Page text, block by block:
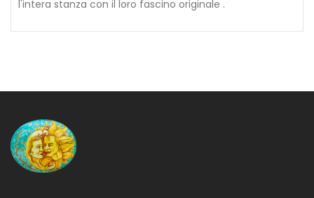
l'intera stanza con il loro fascino originale .